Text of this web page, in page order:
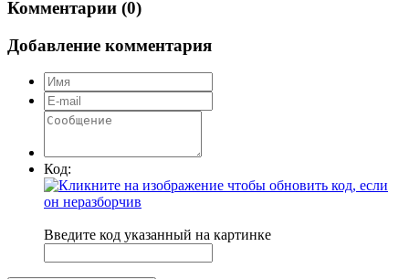
Комментарии (0)
Добавление комментария
Код:
Введите код указанный на картинке